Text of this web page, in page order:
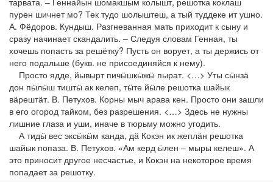
пурен шичнет мо? Тек тудо шолыштеш, а тый туддеке ит ушно.
А. Фёдоров. Кундыш. Разгневанная мать приходит к сыну и
сразу начинает скандалить. – Следуя словам Генная, ты
хочешь попасть за решётку? Пусть он ворует, а ты держись от
него подальше (букв. не присоединяйся к нему).
Просто ядде, йывырт пичӹшкӹжӹ пырат. <…> Уты сӹнзӓ
дон пӹлӹш тиштӹ ак келеп, тӹте йӹле решотка шайык
вӓрештӓт. В. Петухов. Корны мыч арава кен. Просто они зашли
в его огород тайком, без разрешения. <…> Здесь не нужны
лишние глаза и уши, иначе в тюрьму можно угодить.
А тидӹ вес эксӹкӹм канда, дӓ Кокэн ик жеплӓн решотка
шайык попаза. В. Петухов. «Ам керд ӹлен – мыры келеш». А
это приносит другое несчастье, и Кокэн на некоторое время
попадает за решотку.